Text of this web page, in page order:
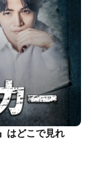
はどこで見れ